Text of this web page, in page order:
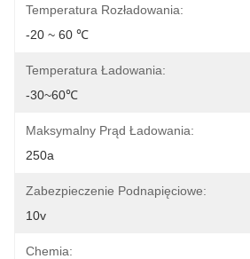
Temperatura Rozładowania:
-20 ~ 60 ℃
Temperatura Ładowania:
-30~60℃
Maksymalny Prąd Ładowania:
250a
Zabezpieczenie Podnapięciowe:
10v
Chemia: